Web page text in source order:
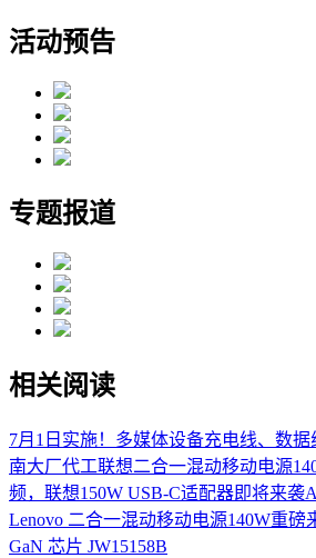
活动预告
专题报道
相关阅读
7月1日实施！多媒体设备充电线、数
南大厂代工联想二合一混动移动电源
频，联想150W USB-C适配器即将来袭
Lenovo 二合一混动移动电源140W重磅
GaN 芯片 JW15158B